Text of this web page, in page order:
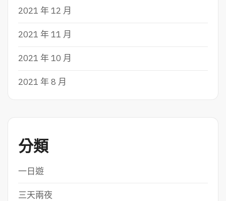
2021 年 12 月
2021 年 11 月
2021 年 10 月
2021 年 8 月
分類
一日遊
三天兩夜